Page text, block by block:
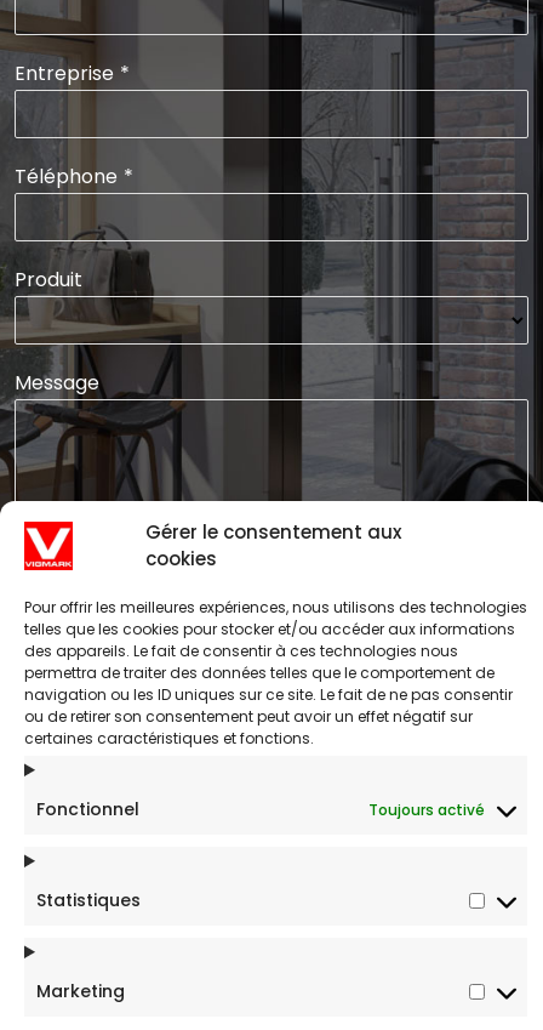
Gérer le consentement aux
cookies
Pour offrir les meilleures expériences, nous utilisons des technologies
telles que les cookies pour stocker et/ou accéder aux informations
des appareils. Le fait de consentir à ces technologies nous
permettra de traiter des données telles que le comportement de
navigation ou les ID uniques sur ce site. Le fait de ne pas consentir
ou de retirer son consentement peut avoir un effet négatif sur
certaines caractéristiques et fonctions.
Fonctionnel Toujours activé
Statistiques
Marketing
Entreprise *
Téléphone *
Produit
Message
ENVOYER
1-800-567-1407
7862 Fleuricourt , Montreal, QC, H1R 2L3 Canada